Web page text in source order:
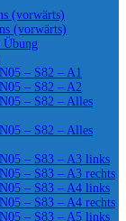
(vorwärts)
(vorwärts)
– S82 – A1
– S82 – A2
– S82 – Alles
– S82 – Alles
– S83 – A3 links
– S83 – A3 rechts
– S83 – A4 links
– S83 – A4 rechts
– S83 – A5 links